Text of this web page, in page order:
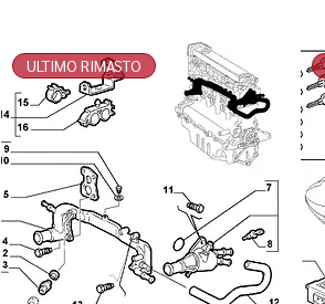
ULTIMO RIMASTO